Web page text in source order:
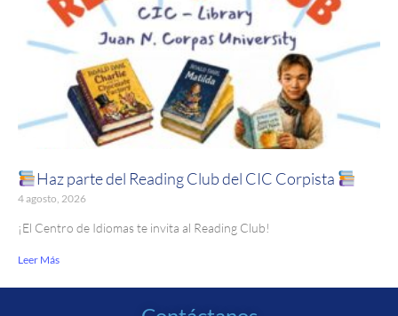
Haz parte del Reading Club del CIC Corpista
4 agosto, 2026
¡El Centro de Idiomas te invita al Reading Club!
Leer Más